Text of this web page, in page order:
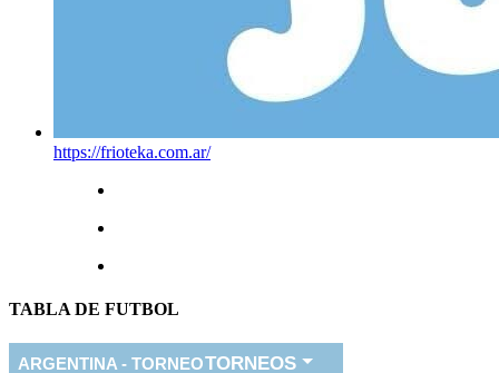
https://frioteka.com.ar/
TABLA DE FUTBOL